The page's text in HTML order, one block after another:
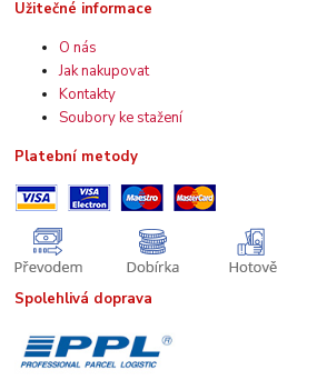
Užitečné informace
O nás
Jak nakupovat
Kontakty
Soubory ke stažení
Platební metody
Spolehlivá doprava